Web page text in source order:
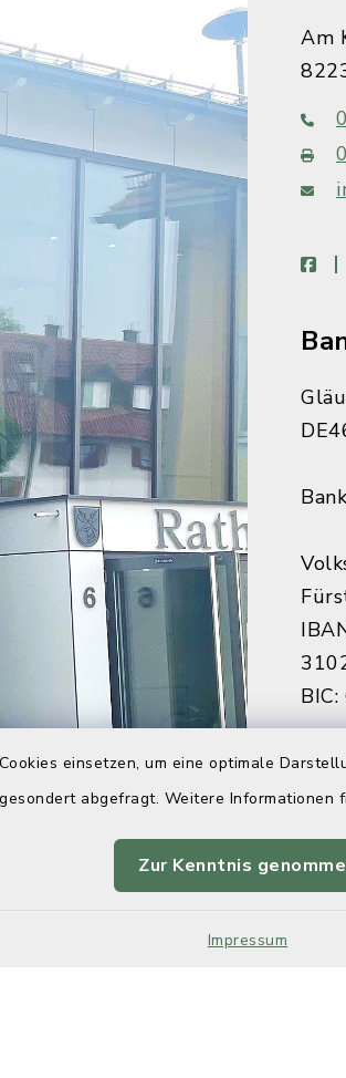
einsetzen, um eine optimale
abgefragt. Weitere Informationen
Zur Kenntnis
Impressum
Am
BIC:
BIC: